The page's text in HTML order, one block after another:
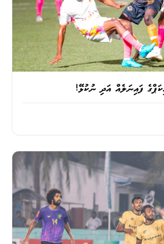
ފައިނަލެއް އަދި ނުކުޅޭ!